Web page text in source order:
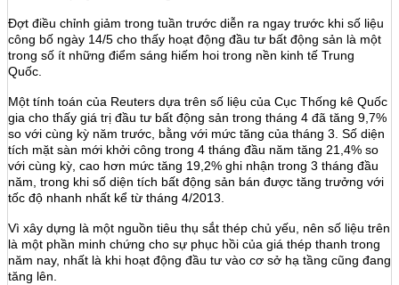
Đợt điều chỉnh giảm trong tuần trước diễn ra ngay trước khi số liệu
công bố ngày 14/5 cho thấy hoạt động đầu tư bất động sản là một
trong số ít những điểm sáng hiếm hoi trong nền kinh tế Trung
Quốc.
Một tính toán của Reuters dựa trên số liệu của Cục Thống kê Quốc
gia cho thấy giá trị đầu tư bất động sản trong tháng 4 đã tăng 9,7%
so với cùng kỳ năm trước, bằng với mức tăng của tháng 3. Số diện
tích mặt sàn mới khởi công trong 4 tháng đầu năm tăng 21,4% so
với cùng kỳ, cao hơn mức tăng 19,2% ghi nhận trong 3 tháng đầu
năm, trong khi số diện tích bất động sản bán được tăng trưởng với
tốc độ nhanh nhất kể từ tháng 4/2013.
Vì xây dựng là một nguồn tiêu thụ sắt thép chủ yếu, nên số liệu trên
là một phần minh chứng cho sự phục hồi của giá thép thanh trong
năm nay, nhất là khi hoạt động đầu tư vào cơ sở hạ tầng cũng đang
tăng lên.